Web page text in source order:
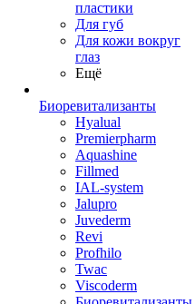
пластики
Для губ
Для кожи вокруг
глаз
Ещё
Биоревитализанты
Hyalual
Premierpharm
Aquashine
Fillmed
IAL-system
Jalupro
Juvederm
Revi
Profhilo
Twac
Viscoderm